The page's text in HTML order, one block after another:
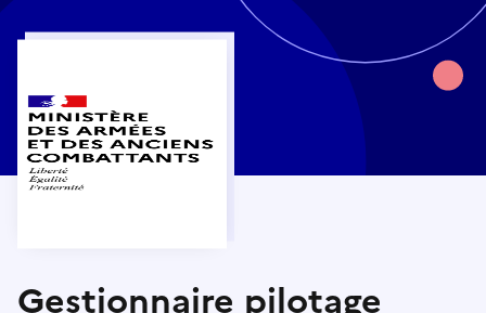
Gestionnaire pilotage